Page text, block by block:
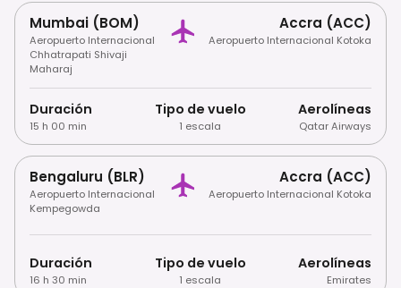
Mumbai (BOM)
Aeropuerto Internacional
Chhatrapati Shivaji
Maharaj
Accra (ACC)
Aeropuerto Internacional Kotoka
Duración
15 h 00 min
Tipo de vuelo
1 escala
Aerolíneas
Qatar Airways
Bengaluru (BLR)
Aeropuerto Internacional
Kempegowda
Accra (ACC)
Aeropuerto Internacional Kotoka
Duración
16 h 30 min
Tipo de vuelo
1 escala
Aerolíneas
Emirates